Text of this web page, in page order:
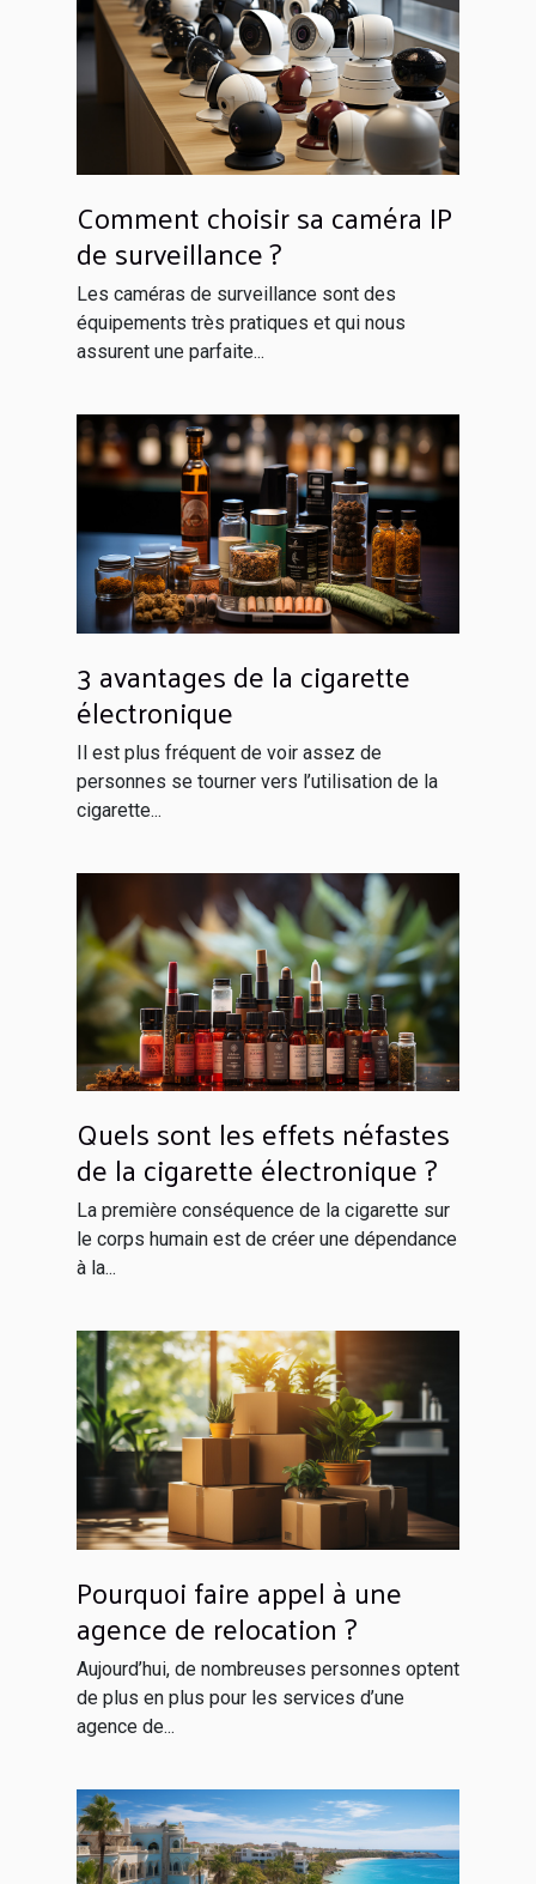
Comment choisir sa caméra IP
de surveillance ?
Les caméras de surveillance sont des
équipements très pratiques et qui nous
assurent une parfaite...
3 avantages de la cigarette
électronique
Il est plus fréquent de voir assez de
personnes se tourner vers l’utilisation de la
cigarette...
Quels sont les effets néfastes
de la cigarette électronique ?
La première conséquence de la cigarette sur
le corps humain est de créer une dépendance
à la...
Pourquoi faire appel à une
agence de relocation ?
Aujourd’hui, de nombreuses personnes optent
de plus en plus pour les services d’une
agence de...